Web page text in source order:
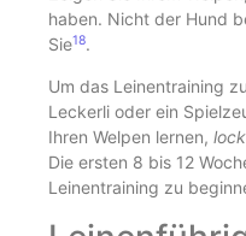
haben. Nicht der Hund
Sie18.
Um das Leinentraining
Leckerli oder ein
Ihren Welpen lernen,
Die ersten 8 bis 12
Leinentraining zu